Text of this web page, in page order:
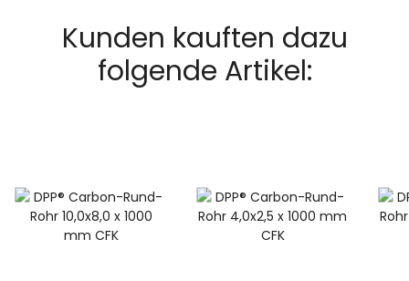
Kunden kauften dazu
folgende Artikel: